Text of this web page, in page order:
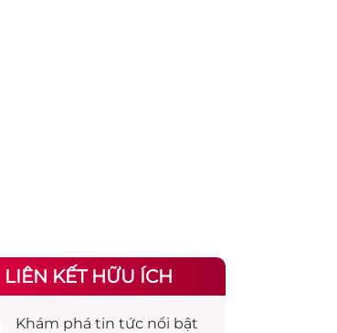
LIÊN KẾT HỮU ÍCH
Khám phá tin tức nổi bật